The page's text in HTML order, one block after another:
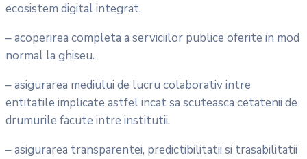
ecosistem digital integrat.
– acoperirea completa a serviciilor publice oferite in mod
normal la ghiseu.
– asigurarea mediului de lucru colaborativ intre
entitatile implicate astfel incat sa scuteasca cetatenii de
drumurile facute intre institutii.
– asigurarea transparentei, predictibilitatii si trasabilitatii